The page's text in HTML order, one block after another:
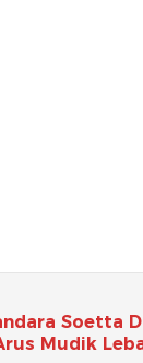
Soetta
Mudik